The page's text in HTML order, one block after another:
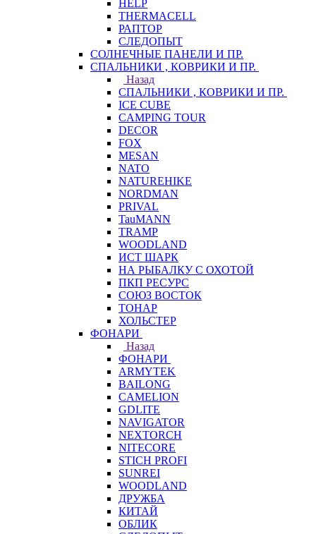
HELP
THERMACELL
РАПТОР
СЛЕДОПЫТ
СОЛНЕЧНЫЕ ПАНЕЛИ И ПР.
СПАЛЬНИКИ , КОВРИКИ И ПР.
Назад
СПАЛЬНИКИ , КОВРИКИ И ПР.
ICE CUBE
CAMPING TOUR
DECOR
FOX
MESAN
NATO
NATUREHIKE
NORDMAN
PRIVAL
TauMANN
TRAMP
WOODLAND
ИСТ ШАРК
НА РЫБАЛКУ С ОХОТОЙ
ПКП РЕСУРС
СОЮЗ ВОСТОК
ТОНАР
ХОЛЬСТЕР
ФОНАРИ
Назад
ФОНАРИ
ARMYTEK
BAILONG
CAMELION
GDLITE
NAVIGATOR
NEXTORCH
NITECORE
STICH PROFI
SUNREI
WOODLAND
ДРУЖБА
КИТАЙ
ОБЛИК